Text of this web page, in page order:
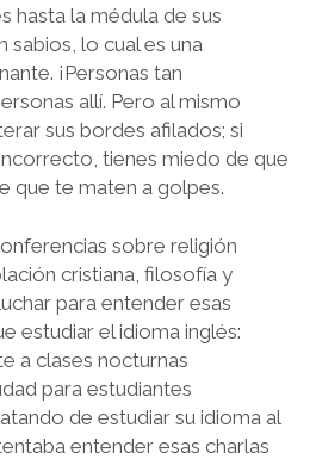
hasta la médula de sus
sabios, lo cual es una
¡Personas tan
allí. Pero al mismo
sus bordes afilados; si
tienes miedo de que
que te maten a golpes.
sobre religión
cristiana, filosofía y
para entender esas
estudiar el idioma inglés:
a clases nocturnas
para estudiantes
de estudiar su idioma al
entender esas charlas